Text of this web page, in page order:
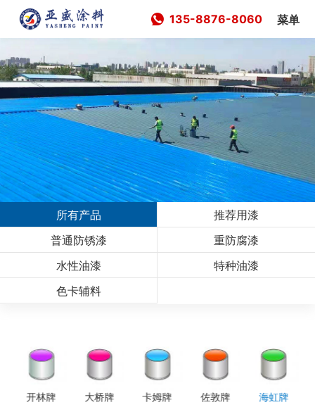
135-8876-8060 菜单
所有产品
推荐用漆
普通防锈漆
重防腐漆
水性油漆
特种油漆
色卡辅料
开林牌 大桥牌 卡姆牌 佐敦牌 海虹牌